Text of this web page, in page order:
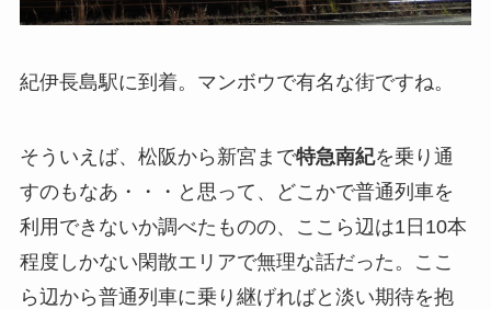
紀伊長島駅に到着。マンボウで有名な街ですね。
そういえば、松阪から新宮まで特急南紀を乗り通
すのもなあ・・・と思って、どこかで普通列車を
利用できないか調べたものの、ここら辺は1日10本
程度しかない閑散エリアで無理な話だった。ここ
ら辺から普通列車に乗り継げればと淡い期待を抱